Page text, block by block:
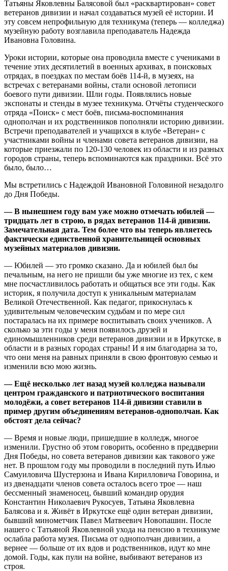
Татьяны Яковлевны Балясовой был «расквартирован» совет
ветеранов дивизии и начал создаваться музей её истории. И
эту совсем непрофильную для техникума (теперь — колледжа)
музейную работу возглавила преподаватель Надежда
Ивановна Головина.
Уроки истории, которые она проводила вместе с учениками в
течение этих десятилетий в военных архивах, в поисковых
отрядах, в поездках по местам боёв 114-й, в музеях, на
встречах с ветеранами войны, стали основой летописи
боевого пути дивизии. Шли годы. Появлялись новые
экспонаты и стенды в музее техникума. Отчёты студенческого
отряда «Поиск» с мест боёв, письма-воспоминания
однополчан и их родственников пополняли историю дивизии.
Встречи преподавателей и учащихся в клубе «Ветеран» с
участниками войны и членами совета ветеранов дивизии, на
которые приезжали по 120-130 человек из области и из разных
городов страны, теперь вспоминаются как праздники. Всё это
было, было…
Мы встретились с Надеждой Ивановной Головиной незадолго
до Дня Победы.
— В нынешнем году вам уже можно отмечать юбилей —
тридцать лет в строю, в рядах ветеранов 114-й дивизии.
Замечательная дата. Тем более что вы теперь являетесь
фактически единственной хранительницей основных
музейных материалов дивизии.
— Юбилей — это громко сказано. Да и юбилей был бы
печальным, на него не пришли бы уже многие из тех, с кем
мне посчастливилось работать и общаться все эти годы. Как
историк, я получила доступ к уникальным материалам
Великой Отечественной. Как педагог, прикоснулась к
удивительным человеческим судьбам и по мере сил
постаралась на их примере воспитывать своих учеников. А
сколько за эти годы у меня появилось друзей и
единомышленников среди ветеранов дивизии и в Иркутске, в
области и в разных городах страны! И я им благодарна за то,
что они меня на равных приняли в свою фронтовую семью и
изменили всю мою жизнь.
— Ещё несколько лет назад музей колледжа называли
центром гражданского и патриотического воспитания
молодёжи, а совет ветеранов 114-й дивизии ставили в
пример другим объединениям ветеранов-однополчан. Как
обстоят дела сейчас?
— Время и новые люди, пришедшие в колледж, многое
изменили. Грустно об этом говорить, особенно в преддверии
Дня Победы, но совета ветеранов дивизии как такового уже
нет. В прошлом году мы проводили в последний путь Илью
Самуиловича Шустерзона и Ивана Кирилловича Говорина, и
из двенадцати членов совета осталось всего трое — наш
бессменный знаменосец, бывший командир орудия
Константин Николаевич Рукосуев, Татьяна Яковлевна
Балясова и я. Живёт в Иркутске ещё один ветеран дивизии,
бывший минометчик Павел Матвеевич Новопашин. После
нашего с Татьяной Яковлевной ухода на пенсию в техникуме
ослабла работа музея. Письма от однополчан дивизии, а
вернее — больше от их вдов и родственников, идут ко мне
домой. Годы, как пули на войне, выбивают ветеранов из
строя.